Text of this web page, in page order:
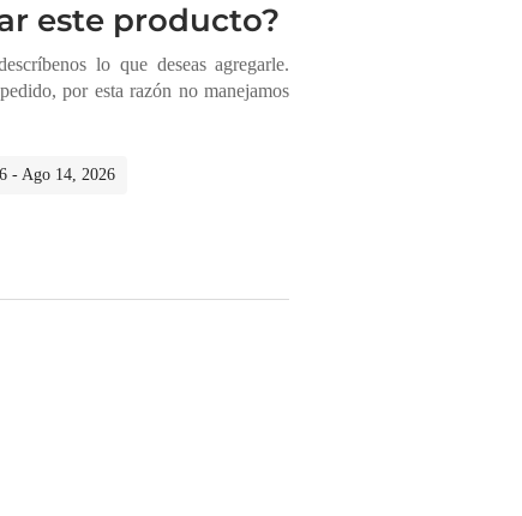
este producto?
lo que deseas agregarle.
por esta razón no manejamos
- Ago 14, 2026